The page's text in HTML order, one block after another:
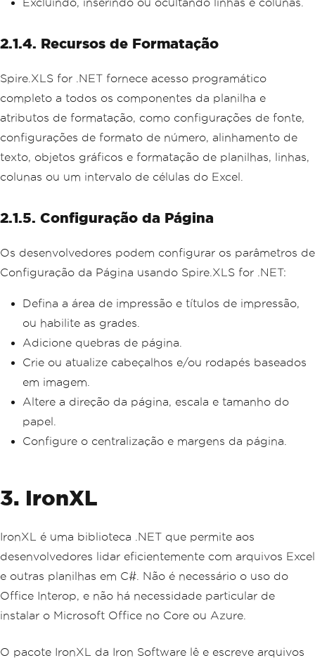
Excluindo, inserindo ou ocultando linhas e colunas.
2.1.4. Recursos de Formatação
Spire.XLS for .NET fornece acesso programático
completo a todos os componentes da planilha e
atributos de formatação, como configurações de fonte,
configurações de formato de número, alinhamento de
texto, objetos gráficos e formatação de planilhas, linhas,
colunas ou um intervalo de células do Excel.
2.1.5. Configuração da Página
Os desenvolvedores podem configurar os parâmetros de
Configuração da Página usando Spire.XLS for .NET:
Defina a área de impressão e títulos de impressão,
ou habilite as grades.
Adicione quebras de página.
Crie ou atualize cabeçalhos e/ou rodapés baseados
em imagem.
Altere a direção da página, escala e tamanho do
papel.
Configure o centralização e margens da página.
3. IronXL
IronXL é uma biblioteca .NET que permite aos
desenvolvedores lidar eficientemente com arquivos Excel
e outras planilhas em C#. Não é necessário o uso do
Office Interop, e não há necessidade particular de
instalar o Microsoft Office no Core ou Azure.
O pacote IronXL da Iron Software lê e escreve arquivos